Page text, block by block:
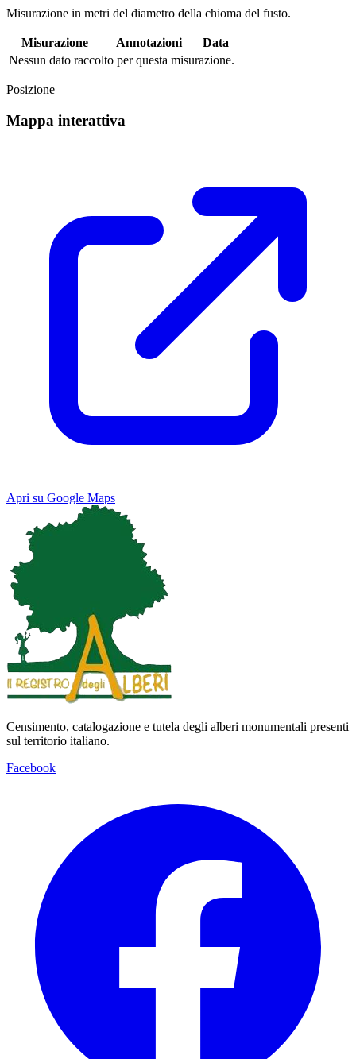
Misurazione in metri del diametro della chioma del fusto.
Misurazione Annotazioni
Data
Nessun dato raccolto per questa misurazione.
Posizione
Mappa interattiva
Apri su Google Maps
Map Satellite
Keyboard shortcuts
Censimento, catalogazione e tutela degli alberi monumentali presenti
sul territorio italiano.
Facebook